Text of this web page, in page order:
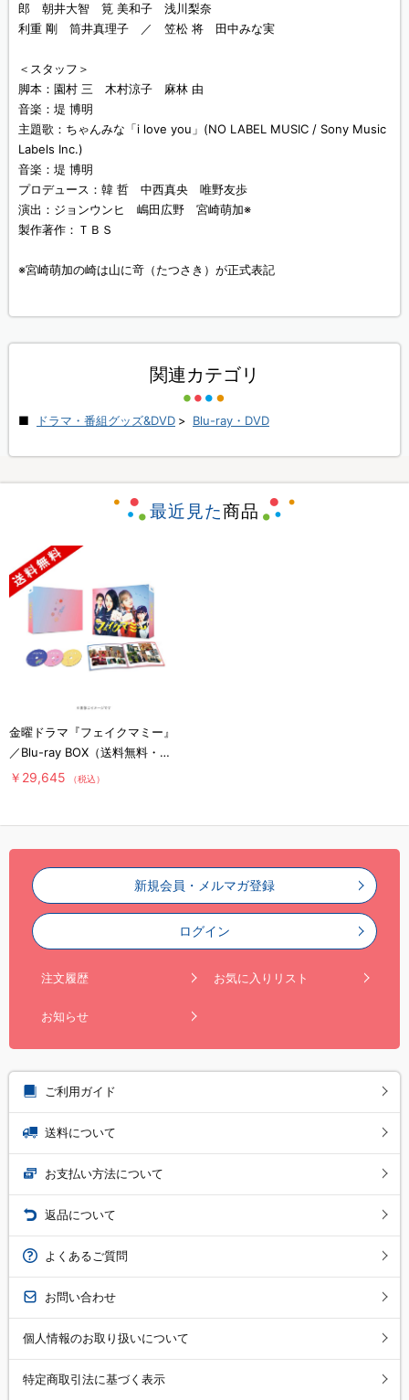
郎 朝井大智 筧 美和子 浅川梨奈
利重 剛 筒井真理子 ／ 笠松 将 田中みな実
＜スタッフ＞
脚本：園村 三 木村涼子 麻林 由
音楽：堤 博明
主題歌：ちゃんみな「i love you」(NO LABEL MUSIC / Sony Music
Labels Inc.)
音楽：堤 博明
プロデュース：韓 哲 中西真央 唯野友歩
演出：ジョンウンヒ 嶋田広野 宮崎萌加※
製作著作：ＴＢＳ
※宮崎萌加の崎は山に竒（たつさき）が正式表記
関連カテゴリ
ドラマ・番組グッズ&DVD > Blu-ray・DVD
最近見た商品
金曜ドラマ『フェイクマミー』
／Blu-ray BOX（送料無料・3
枚組）
￥29,645 （税込）
新規会員・メルマガ登録
ログイン
注文履歴 お気に入りリスト
お知らせ
ご利用ガイド
送料について
お支払い方法について
返品について
よくあるご質問
お問い合わせ
個人情報のお取り扱いについて
特定商取引法に基づく表示